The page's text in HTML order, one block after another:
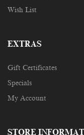
Wish List
EXTRAS
Gift Certificates
Specials
My Account
STORE